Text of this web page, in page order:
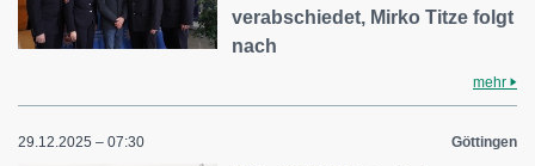
verabschiedet, Mirko Titze folgt
nach
mehr
29.12.2025 – 07:30 Göttingen